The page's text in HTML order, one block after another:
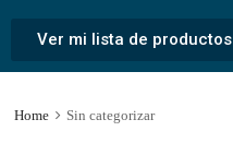
Ver mi lista de productos
Home Sin categorizar